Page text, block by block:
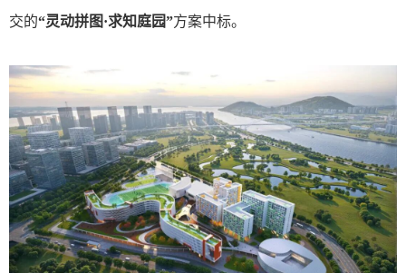
交的“灵动拼图·求知庭园”方案中标。